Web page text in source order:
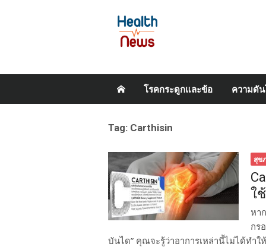
โรคกระดูกและข้อ ความดั
Tag: Carthisin
สุข
ใ
หา
กร
บันได” คุณจะรู้ว่าอาการเหล่านี้ไม่ได้ทำ